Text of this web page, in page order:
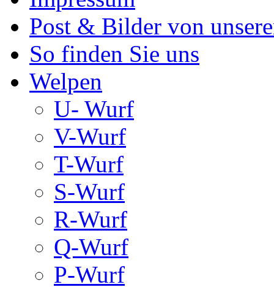
Post & Bilder von
So finden Sie uns
Welpen
U- Wurf
V-Wurf
T-Wurf
S-Wurf
R-Wurf
Q-Wurf
P-Wurf